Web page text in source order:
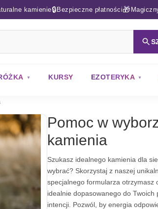
kamienie🔒 Bezpieczne płatności🎁
KURSY EZOTERYKA
Pomoc w
kamienia
Szukasz idealnego kamienia dla
wybrać? Skorzystaj z naszej
specjalnego formularza otrzymasz
idealnie dopasowanego do
intencji. Pozwól, by energia